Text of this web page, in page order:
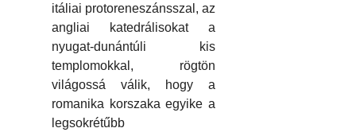
itáliai protoreneszánsszal, az
angliai katedrálisokat a
nyugat-dunántúli kis
templomokkal, rögtön
világossá válik, hogy a
romanika korszaka egyike a
legsokrétűbb